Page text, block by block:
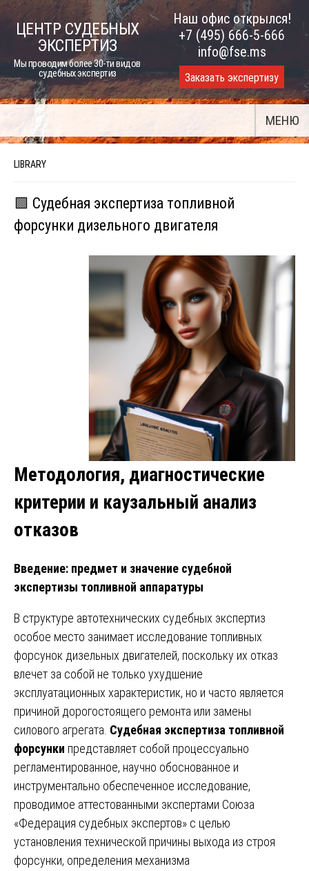
Skip
ЦЕНТР СУДЕБНЫХ
ЭКСПЕРТИЗ
Мы проводим более 30-ти видов
судебных экспертиз
Наш офис открылся!
+7 (495) 666-5-666
info@fse.ms
Заказать экспертизу
МЕНЮ
LIBRARY
🟩 Судебная экспертиза топливной
форсунки дизельного двигателя
Методология, диагностические
критерии и каузальный анализ
отказов
Введение: предмет и значение судебной
экспертизы топливной аппаратуры
В структуре автотехнических судебных экспертиз
особое место занимает исследование топливных
форсунок дизельных двигателей, поскольку их отказ
влечет за собой не только ухудшение
эксплуатационных характеристик, но и часто является
причиной дорогостоящего ремонта или замены
силового агрегата. Судебная экспертиза топливной
форсунки представляет собой процессуально
регламентированное, научно обоснованное и
инструментально обеспеченное исследование,
проводимое аттестованными экспертами Союза
«Федерация судебных экспертов» с целью
установления технической причины выхода из строя
форсунки, определения механизма